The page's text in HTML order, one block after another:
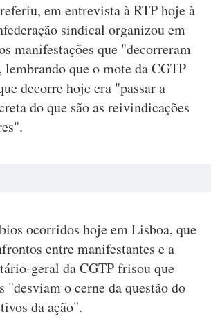
em entrevista à RTP hoje à
sindical organizou em
manifestações que "decorreram
que o mote da CGTP
decorre hoje era "passar a
do que são as reivindicações
ocorridos hoje em Lisboa, que
entre manifestantes e a
geral da CGTP frisou que
"desviam o cerne da questão do
da ação".